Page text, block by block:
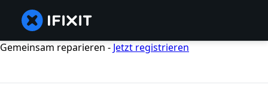
Gemeinsam reparieren - Jetzt registrieren